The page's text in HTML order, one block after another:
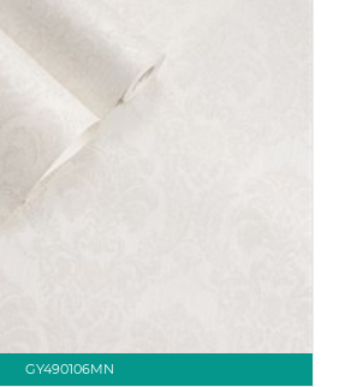
GY490106MN